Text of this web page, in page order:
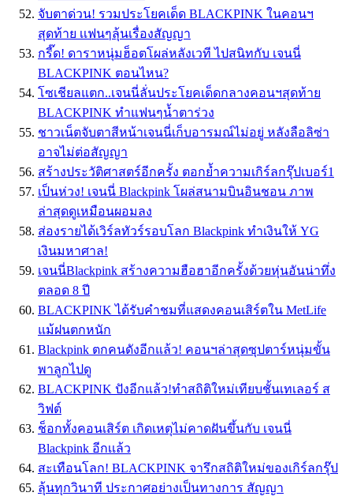
จับตาด่วน! รวมประโยคเด็ด BLACKPINK ในคอนฯ
สุดท้าย เเฟนๆลุ้นเรื่องสัญญา
กรี๊ด! ดาราหนุ่มฮ็อตโผล่หลังเวที ไปสนิทกับ เจนนี่
BLACKPINK ตอนไหน?
โซเชียลแตก..เจนนี่ลั่นประโยคเด็ดกลางคอนฯสุดท้าย
BLACKPINK ทำแฟนๆน้ำตาร่วง
ชาวเน็ตจับตาสีหน้าเจนนี่เก็บอารมณ์ไม่อยู่ หลังลือลิซ่า
อาจไม่ต่อสัญญา
สร้างประวัติศาสตร์อีกครั้ง ตอกย้ำความเกิร์ลกรุ๊ปเบอร์1
เป็นห่วง! เจนนี่ Blackpink โผล่สนามบินอินชอน ภาพ
ล่าสุดดูเหมือนผอมลง
ส่องรายได้เวิร์ลทัวร์รอบโลก Blackpink ทำเงินให้ YG
เงินมหาศาล!
เจนนี่Blackpink สร้างความฮือฮาอีกครั้งด้วยหุ่นอันน่าทึ่ง
ตลอด 8 ปี
BLACKPINK ได้รับคำชมที่แสดงคอนเสิร์ตใน MetLife
แม้ฝนตกหนัก
Blackpink ตกคนดังอีกแล้ว! คอนฯล่าสุดซุปตาร์หนุ่มขั้น
พาลูกไปดู
BLACKPINK ปังอีกแล้ว!ทำสถิติใหม่เทียบชั้นเทเลอร์ ส
วิฟต์
ช็อกทั้งคอนเสิร์ต เกิดเหตุไม่คาดฝันขึ้นกับ เจนนี่
Blackpink อีกเเล้ว
สะเทือนโลก! BLACKPINK จารึกสถิติใหม่ของเกิร์ลกรุ๊ป
ลุ้นทุกวินาที ประกาศอย่างเป็นทางการ สัญญา